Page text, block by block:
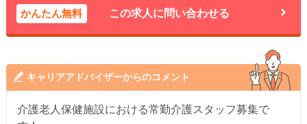
かんたん無料 この求人に問い合わせる
キャリアアドバイザーからのコメント
介護老人保健施設における常勤介護スタッフ募集で